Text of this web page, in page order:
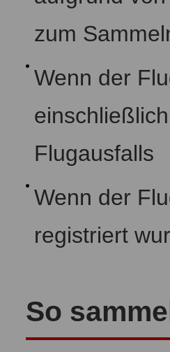
zum
Wenn der
Flugausfalls
Wenn der
registriert
So